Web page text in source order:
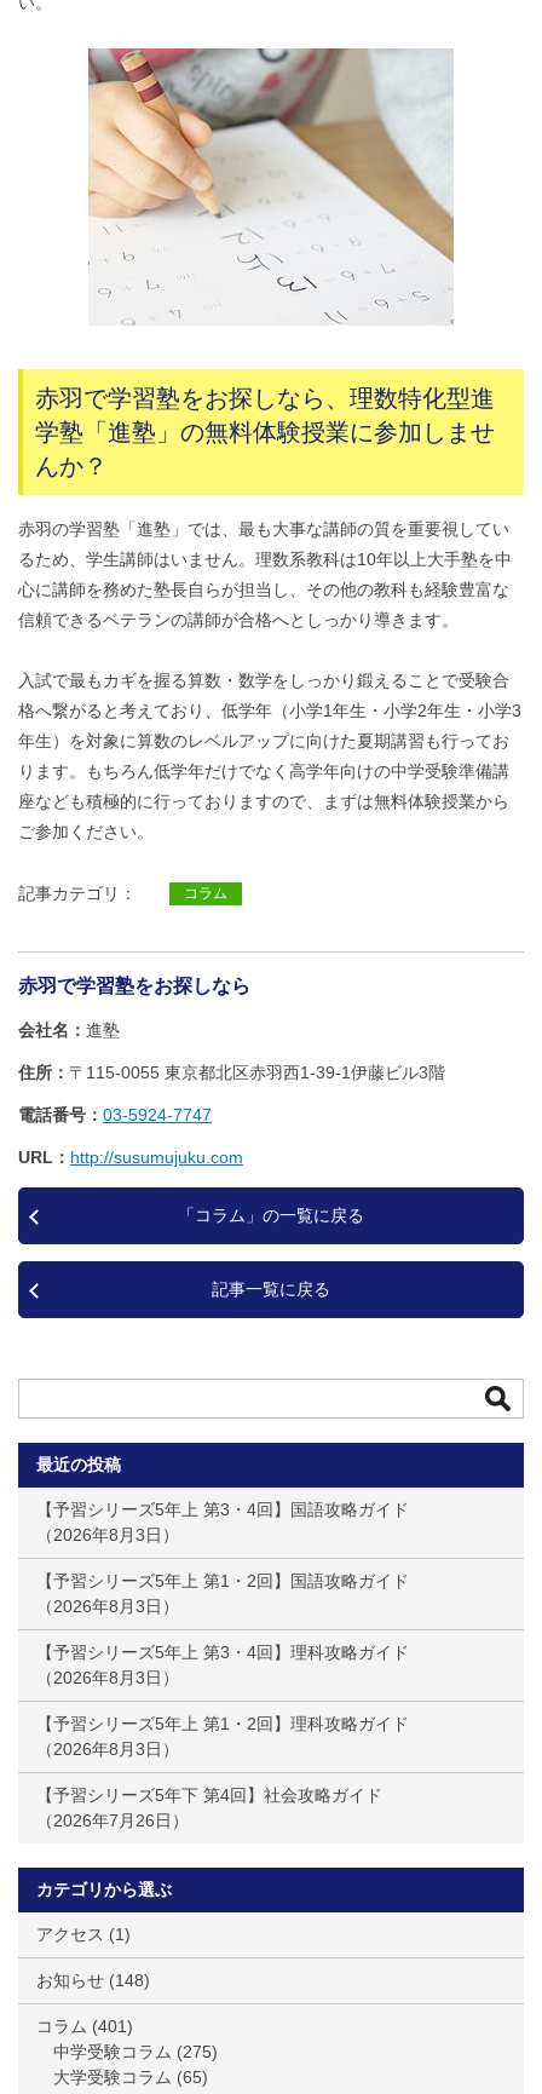
赤羽で学習塾をお探しなら、理数特化型進
学塾「進塾」の無料体験授業に参加しませ
んか？
赤羽の学習塾「進塾」では、最も大事な講師の質を重要視してい
るため、学生講師はいません。理数系教科は10年以上大手塾を中
心に講師を務めた塾長自らが担当し、その他の教科も経験豊富な
信頼できるベテランの講師が合格へとしっかり導きます。
入試で最もカギを握る算数・数学をしっかり鍛えることで受験合
格へ繋がると考えており、低学年（小学1年生・小学2年生・小学3
年生）を対象に算数のレベルアップに向けた夏期講習も行ってお
ります。もちろん低学年だけでなく高学年向けの中学受験準備講
座なども積極的に行っておりますので、まずは無料体験授業から
ご参加ください。
記事カテゴリ： コラム
赤羽で学習塾をお探しなら
会社名 進塾
住所 〒115-0055 東京都北区赤羽西1‐39‐1伊藤ビル3階
電話番号 03-5924-7747
URL http://susumujuku.com
「コラム」の一覧に戻る
記事一覧に戻る
最近の投稿
【予習シリーズ5年上 第3・4回】国語攻略ガイド
2026年8月3日
【予習シリーズ5年上 第1・2回】国語攻略ガイド
2026年8月3日
【予習シリーズ5年上 第3・4回】理科攻略ガイド
2026年8月3日
【予習シリーズ5年上 第1・2回】理科攻略ガイド
2026年8月3日
【予習シリーズ5年下 第4回】社会攻略ガイド
2026年7月26日
カテゴリから選ぶ
アクセス (1)
お知らせ (148)
コラム (401)
中学受験コラム (275)
大学受験コラム (65)